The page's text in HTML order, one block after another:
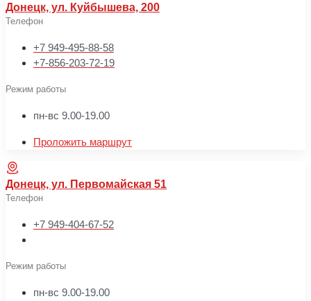
Донецк, ул. Куйбышева, 200
Телефон
+7 949-495-88-58
+7-856-203-72-19
Режим работы
пн-вс 9.00-19.00
Проложить маршрут
Донецк, ул. Первомайская 51
Телефон
+7 949-404-67-52
Режим работы
пн-вс 9.00-19.00